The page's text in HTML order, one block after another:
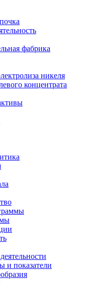
фабрика
никеля
концентрата
и показатели